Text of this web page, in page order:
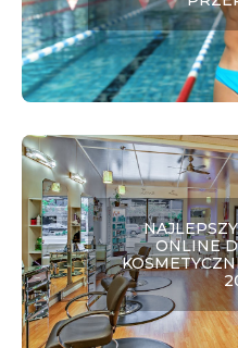
ONLINE